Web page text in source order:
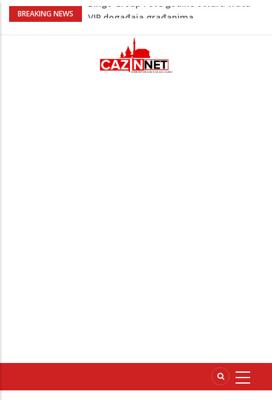
BREAKING NEWS
Sarajevo ipak u Mostaru igra
Premijer lige BiH
Lepa Brena pala na koncertu u Budvi
nakon kultnog zamaha nogom: "Nisi bio